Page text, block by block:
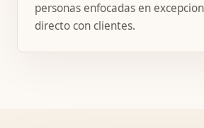
personas enfocadas en
directo con clientes.